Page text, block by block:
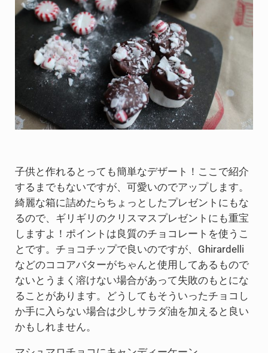
子供と作れるとっても簡単なデザート！ここで紹介
するまでもないですが、可愛いのでアップします。
綺麗な箱に詰めたらちょっとしたプレゼントにもな
るので、ギリギリのクリスマスプレゼントにも重宝
しますよ！ポイントは良質のチョコレートを使うこ
とです。チョコチップで良いのですが、Ghirardelli
などのココアバターがちゃんと使用してあるもので
ないとうまく溶けない場合があって失敗のもとにな
ることがあります。どうしてもそういったチョコし
か手に入らない場合は少しサラダ油を加えると良い
かもしれません。